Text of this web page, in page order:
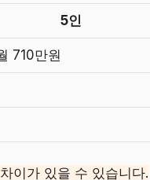
5인
710만원
이가 있을 수 있습니다.